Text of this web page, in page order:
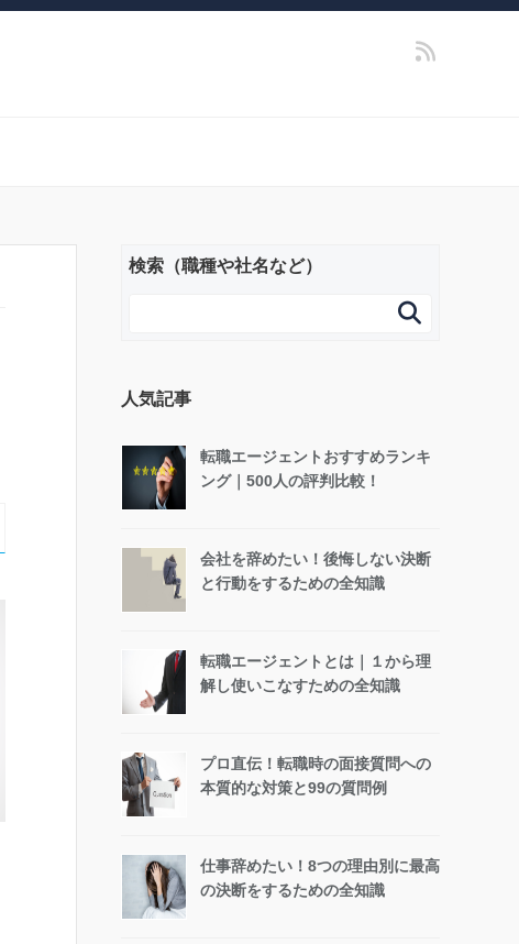
検索（職種や社名など）

人気記事
転職エージェントおすすめランキ
ング｜500人の評判比較！
会社を辞めたい！後悔しない決断
と行動をするための全知識
転職エージェントとは｜１から理
解し使いこなすための全知識
プロ直伝！転職時の面接質問への
本質的な対策と99の質問例
仕事辞めたい！8つの理由別に最高
の決断をするための全知識